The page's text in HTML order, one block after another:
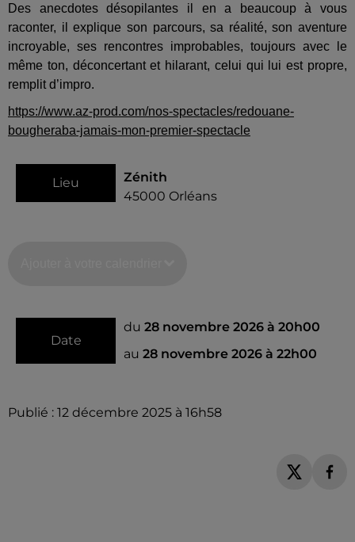
Des anecdotes désopilantes il en a beaucoup à vous
raconter, il explique son parcours, sa réalité, son aventure
incroyable, ses rencontres improbables, toujours avec le
même ton, déconcertant et hilarant, celui qui lui est propre,
remplit d’impro.
https://www.az-prod.com/nos-spectacles/redouane-
bougheraba-jamais-mon-premier-spectacle
Lieu
Zénith
45000 Orléans
Date
du 28 novembre 2026 à 20h00
au 28 novembre 2026 à 22h00
Publié : 12 décembre 2025 à 16h58